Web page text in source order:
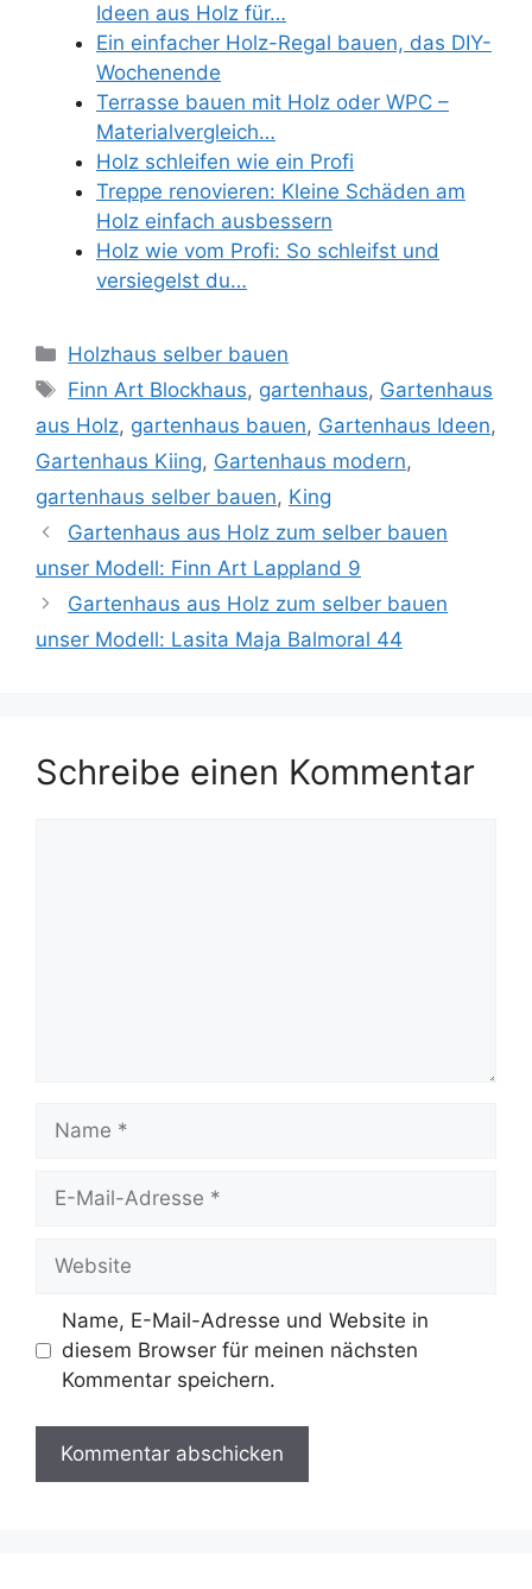
Ideen aus Holz für…
Ein einfacher Holz-Regal bauen, das DIY-
Wochenende
Terrasse bauen mit Holz oder WPC –
Materialvergleich…
Holz schleifen wie ein Profi
Treppe renovieren: Kleine Schäden am
Holz einfach ausbessern
Holz wie vom Profi: So schleifst und
versiegelst du…
Kategorien
Holzhaus selber bauen
Schlagwörter
Finn Art Blockhaus, gartenhaus, Gartenhaus
aus Holz, gartenhaus bauen, Gartenhaus Ideen,
Gartenhaus Kiing, Gartenhaus modern,
gartenhaus selber bauen, King
Gartenhaus aus Holz zum selber bauen
unser Modell: Finn Art Lappland 9
Gartenhaus aus Holz zum selber bauen
unser Modell: Lasita Maja Balmoral 44
Schreibe einen Kommentar
Name
Website
Name, E-Mail-Adresse und Website in
diesem Browser für meinen nächsten
Kommentar speichern.